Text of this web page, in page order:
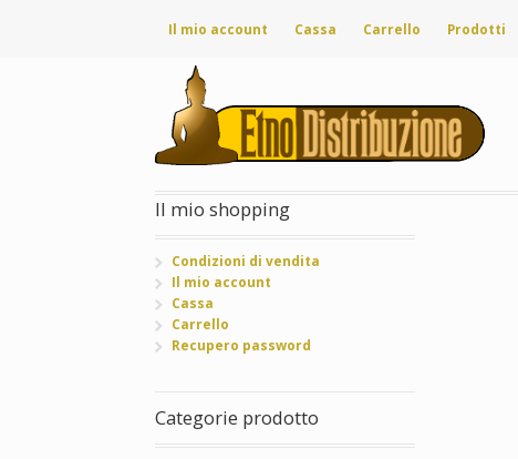
Il mio account Cassa Carrello Prodotti
Il mio shopping
Condizioni di vendita
Il mio account
Cassa
Carrello
Recupero password
Categorie prodotto